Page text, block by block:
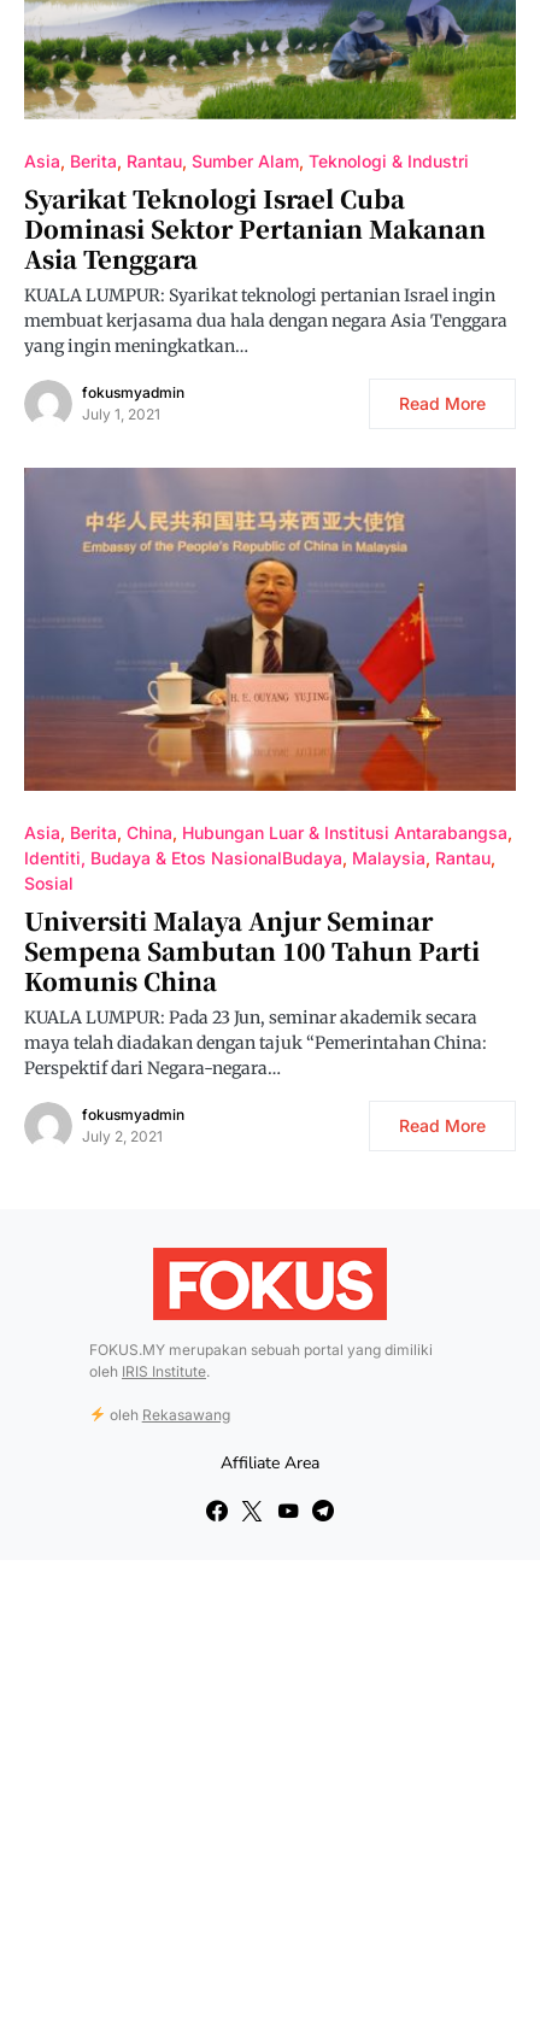
Asia Berita Rantau Sumber Alam Teknologi & Industri
Syarikat Teknologi Israel Cuba
Dominasi Sektor Pertanian Makanan
Asia Tenggara
KUALA LUMPUR: Syarikat teknologi pertanian Israel ingin
membuat kerjasama dua hala dengan negara Asia Tenggara
yang ingin meningkatkan…
fokusmyadmin
July 1, 2021
Read More
Asia Berita China Hubungan Luar & Institusi Antarabangsa
Identiti, Budaya & Etos NasionalBudaya Malaysia Rantau
Sosial
Universiti Malaya Anjur Seminar
Sempena Sambutan 100 Tahun Parti
Komunis China
KUALA LUMPUR: Pada 23 Jun, seminar akademik secara
maya telah diadakan dengan tajuk “Pemerintahan China:
Perspektif dari Negara-negara…
fokusmyadmin
July 2, 2021
Read More
FOKUS.MY merupakan sebuah portal yang dimiliki
oleh IRIS Institute.
oleh Rekasawang
Affiliate Area